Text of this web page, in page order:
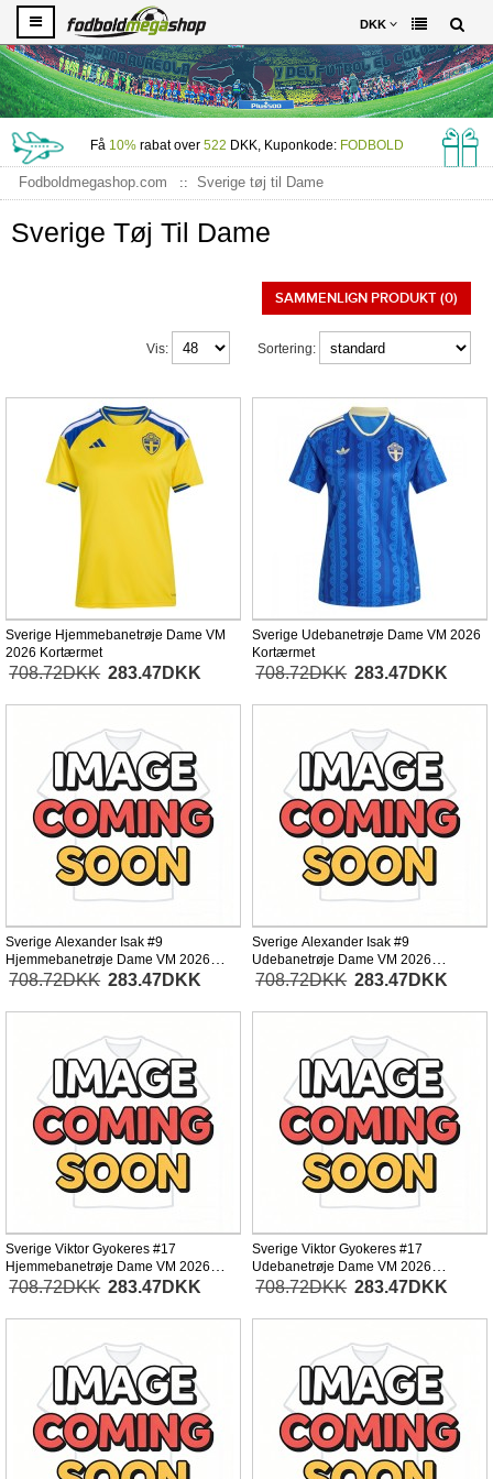
DKK
Få 10%rabat over 522 DKK, Kuponkode: FODBOLD
Fodboldmegashop.com Sverige tøj til Dame
Sverige Tøj Til Dame
SAMMENLIGN PRODUKT (0)
Sortering:
Vis:
Sverige Hjemmebanetrøje Dame VM
2026 Kortærmet
708.72DKK 283.47DKK
Sverige Udebanetrøje Dame VM 2026
Kortærmet
708.72DKK 283.47DKK
Sverige Alexander Isak #9
Hjemmebanetrøje Dame VM 2026
Kortærmet
708.72DKK 283.47DKK
Sverige Alexander Isak #9
Udebanetrøje Dame VM 2026
Kortærmet
708.72DKK 283.47DKK
Sverige Viktor Gyokeres #17
Hjemmebanetrøje Dame VM 2026
Kortærmet
708.72DKK 283.47DKK
Sverige Viktor Gyokeres #17
Udebanetrøje Dame VM 2026
Kortærmet
708.72DKK 283.47DKK